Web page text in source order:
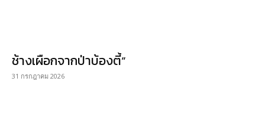
ช้างเผือกจากป่าบ้องตี้”
31 กรกฎาคม 2026